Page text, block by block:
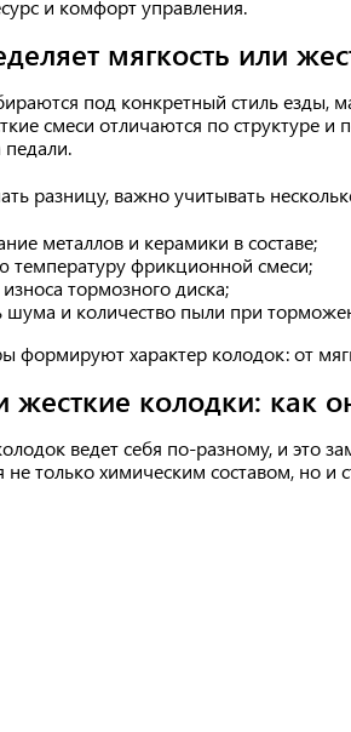
и комфорт управления.
мягкость или
под конкретный стиль езды,
смеси отличаются по структуре
разницу, важно учитывать
металлов и керамики в составе;
температуру фрикционной смеси;
тормозного диска;
шума и количество пыли при
формируют характер колодок: от
жесткие колодки: как
ведет себя по-разному, и это
только химическим составом, но и